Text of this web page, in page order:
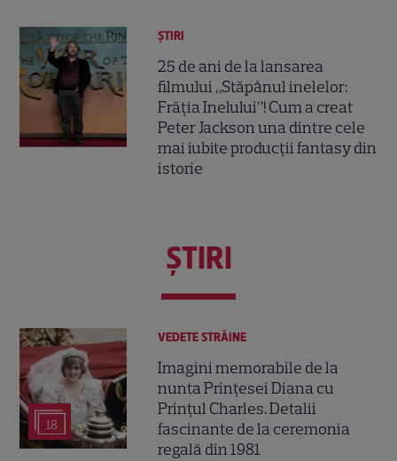
ȘTIRI
25 de ani de la lansarea
filmului „Stăpânul inelelor:
Frăția Inelului”! Cum a creat
Peter Jackson una dintre cele
mai iubite producții fantasy din
istorie
ŞTIRI
18
VEDETE STRĂINE
Imagini memorabile de la
nunta Prințesei Diana cu
Prințul Charles. Detalii
fascinante de la ceremonia
regală din 1981